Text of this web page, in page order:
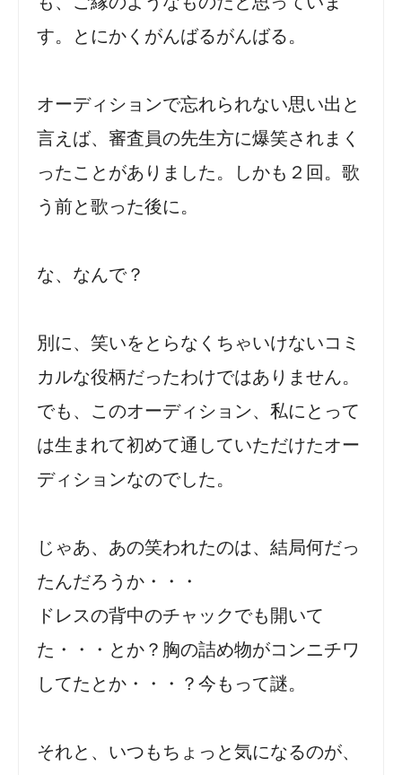
す。とにかくがんばるがんばる。
オーディションで忘れられない思い出と
言えば、審査員の先生方に爆笑されまく
ったことがありました。しかも２回。歌
う前と歌った後に。
な、なんで？
別に、笑いをとらなくちゃいけないコミ
カルな役柄だったわけではありません。
でも、このオーディション、私にとって
は生まれて初めて通していただけたオー
ディションなのでした。
じゃあ、あの笑われたのは、結局何だっ
たんだろうか・・・
ドレスの背中のチャックでも開いて
た・・・とか？胸の詰め物がコンニチワ
してたとか・・・？今もって謎。
それと、いつもちょっと気になるのが、